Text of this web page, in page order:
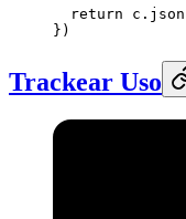
  return
c. json
})
Trackear Uso